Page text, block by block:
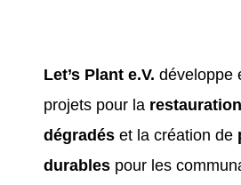
Let’s Plant e.V. développe
projets pour la
dégradés et la création de
durables pour les